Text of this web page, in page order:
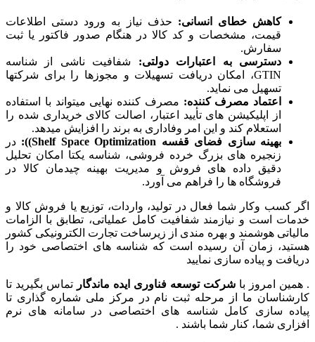
کاهش خطای انسانی: حذف نیاز به ورود دستی اطلاعات
قیمت، مشخصات و کد کالا در هنگام صدور فاکتور یا ثبت
سفارش.
دسترسی به اعتبارات دولتی: شفافیت ناشی از شناسه
GTIN، امکان دریافت تسهیلات و مجوزها را برای شرکتها
تسهیل می نماید.
اعتماد مصرف کننده: مصرف کننده نهایی میتواند با استفاده
از اپلیکیشن های تأیید اعتبار، اصالت کالای خریداری شده را
استعلام کند و این امر وفاداری به برند را افزایش میدهد.
بهینه سازی فضای قفسه Shelf Space Optimization
)): در
زنجیره های بزرگ خرده فروشی، شناسه یکتا امکان تحلیل
دقیق داده های فروش و مدیریت بهینه چیدمان کالا در
فروشگاه ها را فراهم می آورد.
اگر کسب وکار شما فعال در تولید، واردات، توزیع یا فروش کالا و
خدمات است و نیازمند شفافیت کامل عملیاتی، تطابق با الزامات
مالیاتی هوشمند و بهره مندی از زیرساخت تجارت الکترونیکی کشور
هستید، زمان آن رسیده است که شناسه های اختصاصی خود را
دریافت و پیاده سازی نمایید
. همین امروز با شرکت توسعه فناوری ایده ماندگار تماس بگیرید تا
کارشناسان ما از مرحله ثبت نام در مرکز ملی شماره گذاری تا
پیاده سازی کامل شناسه های اختصاصی در سامانه های نرم
افزاری شما، کنار شما باشند .